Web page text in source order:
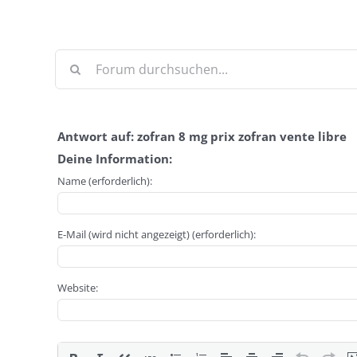
Antwort auf: zofran 8 mg prix zofran vente libre
Deine Information:
Name (erforderlich):
E-Mail (wird nicht angezeigt) (erforderlich):
Website: